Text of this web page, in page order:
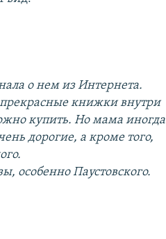
о нем из Интернета.
книжки внутри
купить. Но мама иногда
дорогие, а кроме того,
особенно Паустовского.